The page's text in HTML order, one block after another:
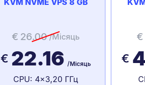
€ 26.00 /Місяць
€ 22.16 /Місяць
CPU: 4x3,20 ГГц
€
€